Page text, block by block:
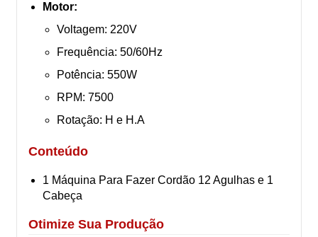
Motor:
Voltagem: 220V
Frequência: 50/60Hz
Potência: 550W
RPM: 7500
Rotação: H e H.A
Conteúdo
1 Máquina Para Fazer Cordão 12 Agulhas e 1
Cabeça
Otimize Sua Produção